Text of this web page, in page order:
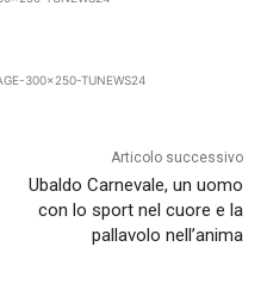
300x250-TUNEWS24
Articolo successivo
Ubaldo Carnevale, un uomo
con lo sport nel cuore e la
pallavolo nell’anima